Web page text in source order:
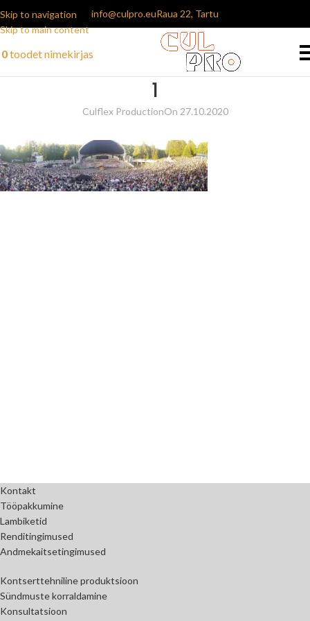
Skip to navigation
Skip to main content
info@culpro.euRaua 22, Tartu
0toodetnimekirjas
1
Culflex ProductionOn 27.10.2020
Kontakt
Tööpakkumine
Lambiketid
Renditingimused
Andmekaitsetingimused
Kontserttehniline produktsioon
Sündmuste korraldamine
Konsultatsioon